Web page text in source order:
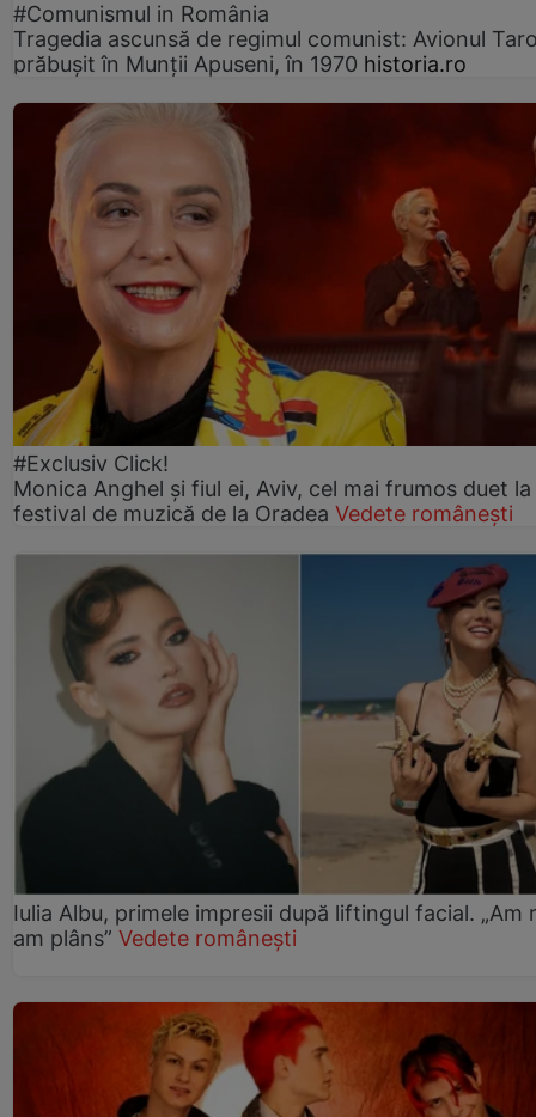
#Comunismul in România
Tragedia ascunsă de regimul comunist: Avionul
prăbușit în Munții Apuseni, în 1970 historia.ro
#Exclusiv Click!
Monica Anghel și fiul ei, Aviv, cel mai frumos duet la
festival de muzică de la Oradea Vedete românești
Iulia Albu, primele impresii după liftingul facial. „Am
am plâns” Vedete românești